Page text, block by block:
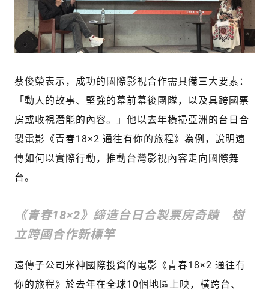
蔡俊榮表示，成功的國際影視合作需具備三大要素：
「動人的故事、堅強的幕前幕後團隊，以及具跨國票
房或收視潛能的內容。」他以去年橫掃亞洲的台日合
製電影《青春18×2 通往有你的旅程》為例，說明遠
傳如何以實際行動，推動台灣影視內容走向國際舞
台。
《青春18×2》締造台日合製票房奇蹟 樹
立跨國合作新標竿
遠傳子公司米神國際投資的電影《青春18×2 通往有
你的旅程》於去年在全球10個地區上映，橫跨台、